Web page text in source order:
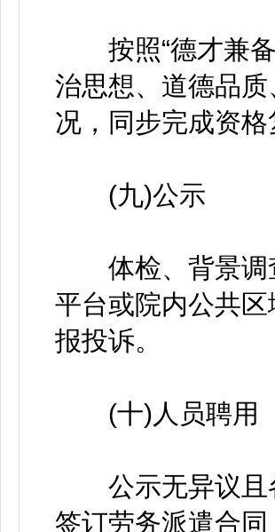
按照“德才兼备
治思想、道德品
况，同步完成资格
(九)公示
体检、背景调
平台或院内公共
报投诉。
(十)人员聘用
公示无异议且
签订劳务派遣合